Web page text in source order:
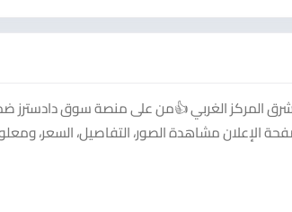
شرق المركز الغربي 👍من على منصة سوق دادسترز
نوم. يمكنك من خلال صفحة الإعلان مشاهدة الصور، التفاصيل،